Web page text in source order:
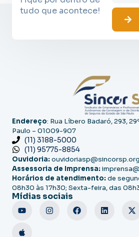
tudo que acontece!
Endereço: Rua Líbero Badaró, 293,
Paulo – 01009-907
(11) 3188-5000
(11) 95775-8854
Ouvidoria:
Assessoria de Imprensa:
Horários de atendimento: de
08h30 às 17h30; Sexta-feira, das
Mídias sociais